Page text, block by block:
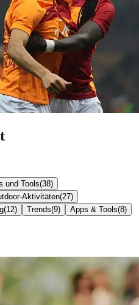
und Tools(38)
Aktivitäten(27)
(12) Trends(9) Apps & Tools(8)